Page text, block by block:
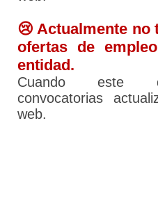
😢 Actualmente no
ofertas de
entidad.
Cuando este
convocatorias
web.